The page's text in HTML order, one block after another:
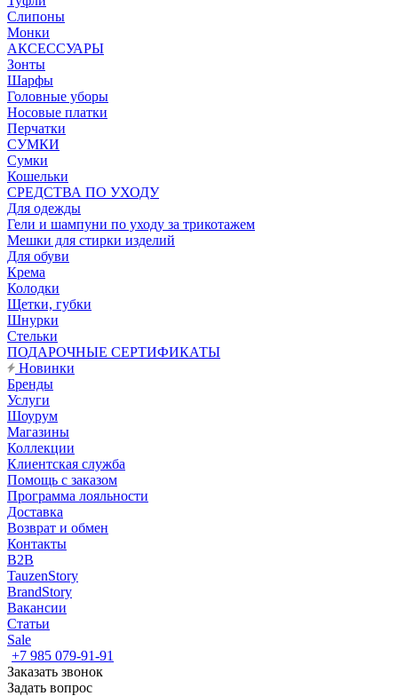
Слипоны
Монки
АКСЕССУАРЫ
Зонты
Шарфы
Головные уборы
Носовые платки
Перчатки
СУМКИ
Сумки
Кошельки
CРЕДСТВА ПО УХОДУ
Для одежды
Гели и шампуни по уходу за трикотажем
Мешки для стирки изделий
Для обуви
Крема
Колодки
Щетки, губки
Шнурки
Стельки
ПОДАРОЧНЫЕ СЕРТИФИКАТЫ
Новинки
Бренды
Услуги
Шоурум
Магазины
Коллекции
Клиентская служба
Помощь с заказом
Программа лояльности
Доставка
Возврат и обмен
Контакты
B2B
TauzenStory
BrandStory
Вакансии
Статьи
Sale
+7 985 079-91-91
Заказать звонок
Задать вопрос